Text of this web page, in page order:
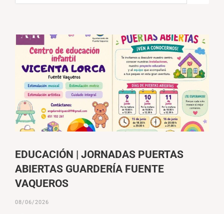
EDUCACIÓN | JORNADAS PUERTAS
ABIERTAS GUARDERÍA FUENTE
VAQUEROS
08/06/2026